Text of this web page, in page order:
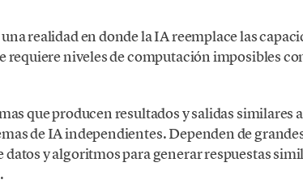
realidad en donde la IA reemplace las
requiere niveles de computación imposibles
que producen resultados y salidas similares
de IA independientes. Dependen de
datos y algoritmos para generar respuestas